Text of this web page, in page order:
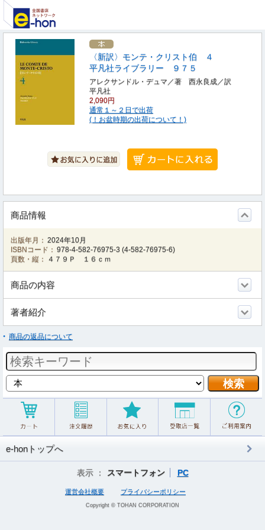
〈新訳〉モンテ・クリスト伯 ４
平凡社ライブラリー ９７５
アレクサンドル・デュマ／著 西永良成／訳
平凡社
2,090円
通常１～２日で出荷
(！お盆時期の出荷について！)
商品情報
出版年月： 2024年10月
ISBNコード： 978-4-582-76975-3 (4-582-76975-6)
頁数・縦：
４７９Ｐ １６ｃｍ
商品の内容
著者紹介
商品の返品について
e-honトップへ
表示 ： スマートフォン PC
運営会社概要 プライバシーポリシー
Copyright © TOHAN CORPORATION